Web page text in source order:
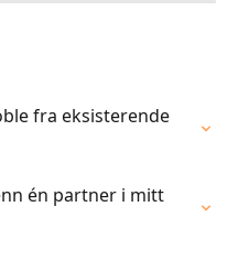
fra eksisterende
én partner i mitt